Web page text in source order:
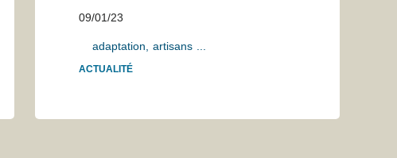
09/01/23
adaptation artisans
ACTUALITÉ